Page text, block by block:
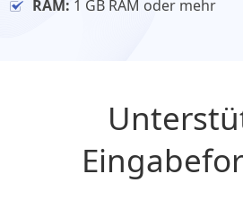
RAM: 1 GB RAM oder mehr